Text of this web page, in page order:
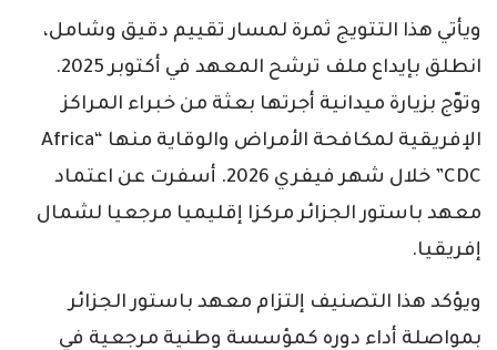
ويأتي هذا التتويج ثمرة لمسار تقييم دقيق وشامل،
انطلق بإيداع ملف ترشح المعهد في أكتوبر 2025.
وتوّج بزيارة ميدانية أجرتها بعثة من خبراء المراكز
الإفريقية لمكافحة الأمراض والوقاية منها “Africa
CDC” خلال شهر فيفري 2026. أسفرت عن اعتماد
معهد باستور الجزائر مركزا إقليميا مرجعيا لشمال
إفريقيا.
ويؤكد هذا التصنيف إلتزام معهد باستور الجزائر
بمواصلة أداء دوره كمؤسسة وطنية مرجعية في